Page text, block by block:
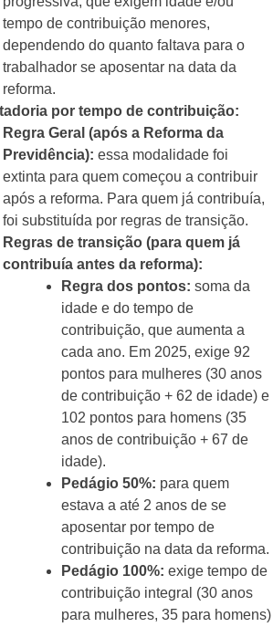
tempo de contribuição menores,
dependendo do quanto faltava para o
trabalhador se aposentar na data da
reforma.
por tempo de contribuição:
Regra Geral (após a Reforma da
Previdência): essa modalidade foi
extinta para quem começou a contribuir
após a reforma. Para quem já contribuía,
foi substituída por regras de transição.
Regras de transição (para quem já
contribuía antes da reforma):
Regra dos pontos: soma da
idade e do tempo de
contribuição, que aumenta a
cada ano. Em 2025, exige 92
pontos para mulheres (30 anos
de contribuição + 62 de idade) e
102 pontos para homens (35
anos de contribuição + 67 de
idade).
Pedágio 50%: para quem
estava a até 2 anos de se
aposentar por tempo de
contribuição na data da reforma.
Pedágio 100%: exige tempo de
contribuição integral (30 anos
para mulheres, 35 para homens)